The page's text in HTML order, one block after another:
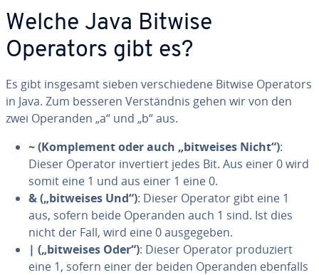
Welche Java Bitwise
Operators gibt es?
Es gibt insgesamt sieben ver­schie­de­ne Bitwise Operators
in Java. Zum besseren Ver­ständ­nis gehen wir von den
zwei Operanden „a“ und „b“ aus.
~ (Kom­ple­ment oder auch „bitweises Nicht“):
Dieser Operator in­ver­tiert jedes Bit. Aus einer 0 wird
somit eine 1 und aus einer 1 eine 0.
& („bitweises Und“): Dieser Operator gibt eine 1
aus, sofern beide Operanden auch 1 sind. Ist dies
nicht der Fall, wird eine 0 aus­ge­ge­ben.
| („bitweises Oder“): Dieser Operator pro­du­ziert
eine 1, sofern einer der beiden Operanden ebenfalls